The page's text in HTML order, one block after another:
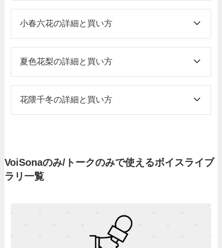
小春六花の詳細と買い方
夏色花梨の詳細と買い方
花隈千冬の詳細と買い方
VoiSonaのみ/トークのみで使えるボイスライブ
ラリ一覧